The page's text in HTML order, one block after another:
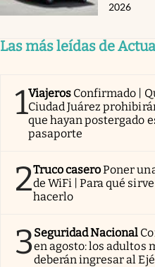
2026
Las más leídas de
1Viajeros Confirmado |
Ciudad Juárez
que hayan postergado
pasaporte
2Truco caseroPoner
de WiFi | Para qué
hacerlo
3Seguridad Nacional
en agosto: los adultos
deberán ingresar al